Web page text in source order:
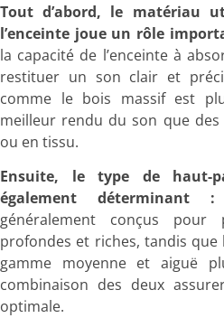
Tout d’abord, le matériau
l’enceinte joue un rôle
la capacité de l’enceinte à
restituer un son clair et
comme le bois massif est
meilleur rendu du son que
ou en tissu.
Ensuite, le type de haut-
également déterminant :
généralement conçus pour
profondes et riches, tandis
gamme moyenne et aiguë
combinaison des deux
optimale.